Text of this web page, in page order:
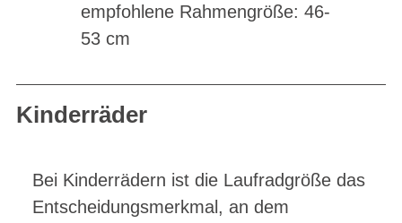
empfohlene Rahmengröße: 46-
53 cm
Kinderräder
Bei Kinderrädern ist die Laufradgröße das
Entscheidungsmerkmal, an dem